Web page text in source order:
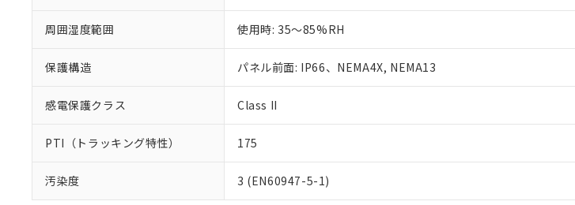
周囲湿度範囲 使用時: 35～85%RH
保護構造 パネル前面: IP66、NEMA4X, NEMA13
感電保護クラス Class II
PTI（トラッキング特性） 175
汚染度 3 (EN60947-5-1)